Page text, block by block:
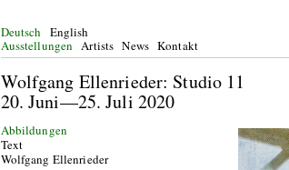
Deutsch
English
Ausstellungen Artists News Kontakt
Wolfgang Ellenrieder: Studio 11
20. Juni—25. Juli 2020
Abbildungen
Text
Wolfgang Ellenrieder